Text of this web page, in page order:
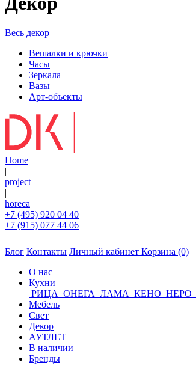
Весь декор
Вешалки и крючки
Часы
Зеркала
Вазы
Арт-объекты
Home
|
project
|
horeca
+7 (495) 920 04 40
+7 (915) 077 44 06
Блог Контакты Личный кабинет Корзина (0)
О нас
Кухни
РИЦА ОНЕГА ЛАМА КЕНО НЕРО
Мебель
Свет
Декор
АУТЛЕТ
В наличии
Бренды